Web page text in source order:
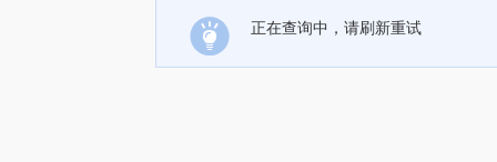
正在查询中，请刷新重试